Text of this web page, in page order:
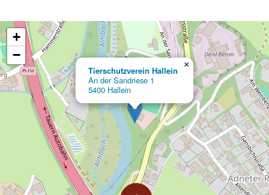
Tierschutzverein Hallein
An der Sandriese 1
5400 Hallein
×
+
−